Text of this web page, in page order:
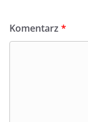
Komentarz *